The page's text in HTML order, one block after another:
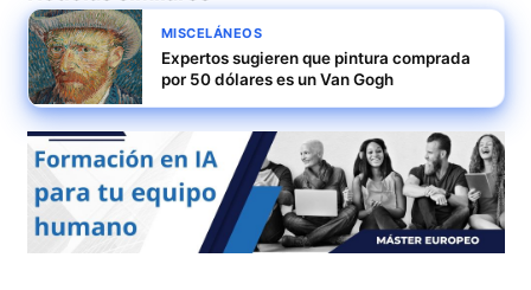
MISCELÁNEOS
Expertos sugieren que pintura comprada
por 50 dólares es un Van Gogh